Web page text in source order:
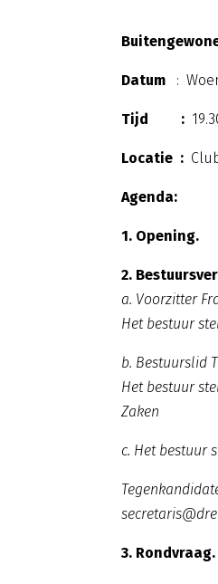
Datum :
Tijd :
Locatie :
Agenda:
1. Opening.
2.
a. Voorzitter
Het bestuur
b. Bestuurslid
Het bestuur
Zaken
c. Het bestuur
3. Rondvraag.